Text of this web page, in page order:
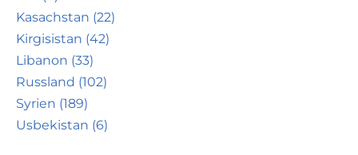
Kasachstan (22)
Kirgisistan (42)
Libanon (33)
Russland (102)
Syrien (189)
Usbekistan (6)